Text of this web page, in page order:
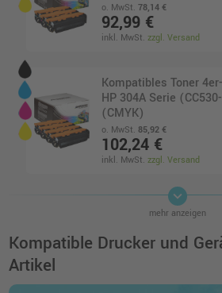
o. MwSt.78,14 €
92,99 €
inkl. MwSt.zzgl. Versand
Kompatibles Toner
HP 304A Serie
(CMYK)
o. MwSt. 85,92 €
102,24 €
inkl. MwSt.zzgl. Versand
Kompatibles Toner
304A (CC530AD) ·
o. MwSt.
128,98 €
keyboard_arrow_down
mehr anzeigen
Kompatible Drucker und
Artikel